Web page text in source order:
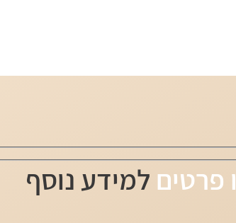
פרטים למידע נוסף